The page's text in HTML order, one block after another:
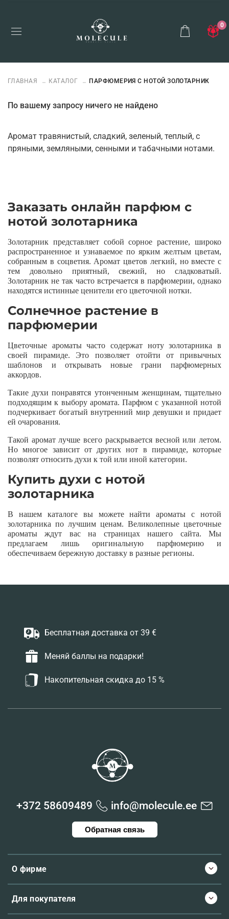
0
ГЛАВНАЯ КАТАЛОГ ПАРФЮМЕРИЯ С НОТОЙ ЗОЛОТАРНИК
По вашему запросу ничего не найдено
Аромат травянистый, сладкий, зеленый, теплый, с
пряными, земляными, сенными и табачными нотами.
Заказать онлайн парфюм с
нотой золотарника
Золотарник представляет собой сорное растение, широко
распространенное и узнаваемое по ярким желтым цветам,
собранным в соцветия. Аромат цветов легкий, но вместе с
тем довольно приятный, свежий, но сладковатый.
Золотарник не так часто встречается в парфюмерии, однако
находятся истинные ценители его цветочной нотки.
Солнечное растение в
парфюмерии
Цветочные ароматы часто содержат ноту золотарника в
своей пирамиде. Это позволяет отойти от привычных
шаблонов и открывать новые грани парфюмерных
аккордов.
Такие духи понравятся утонченным женщинам, тщательно
подходящим к выбору аромата. Парфюм с указанной нотой
подчеркивает богатый внутренний мир девушки и придает
ей очарования.
Такой аромат лучше всего раскрывается весной или летом.
Но многое зависит от других нот в пирамиде, которые
позволят относить духи к той или иной категории.
Купить духи с нотой
золотарника
В нашем каталоге вы можете найти ароматы с нотой
золотарника по лучшим ценам. Великолепные цветочные
ароматы ждут вас на страницах нашего сайта. Мы
предлагаем лишь оригинальную парфюмерию и
обеспечиваем бережную доставку в разные регионы.
Бесплатная доставка от 39 €
Меняй баллы на подарки!
Накопительная скидка до 15 %
О фирме
Для покупателя
+372 58609489 info@molecule.ee
Обратная связь